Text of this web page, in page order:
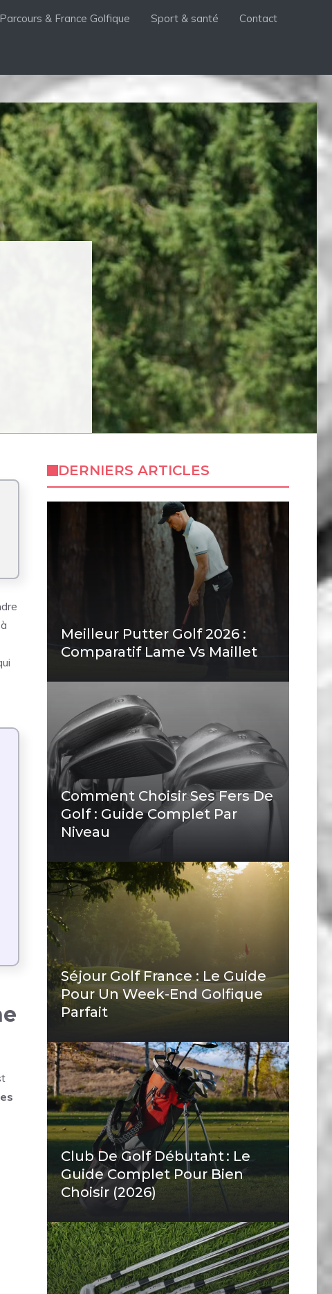
Parcours & France Golfique Sport & santé Contact
DERNIERS ARTICLES
Meilleur Putter Golf 2026 :
Comparatif Lame Vs Maillet
Comment Choisir Ses Fers De
Golf : Guide Complet Par
Niveau
Séjour Golf France : Le Guide
Pour Un Week-End Golfique
Parfait
Club De Golf Débutant : Le
Guide Complet Pour Bien
Choisir (2026)